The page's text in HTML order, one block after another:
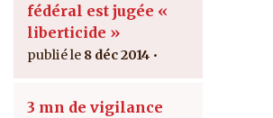
fédéral est jugée «
liberticide »
8 déc 2014
3 mn de vigilance